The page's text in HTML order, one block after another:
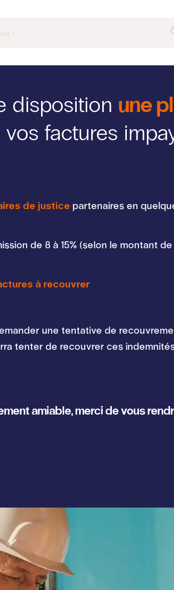
disposition une
factures
de justice partenaires en
de 8 à 15% (selon le montant
à recouvrer
une tentative de
tenter de recouvrer ces
amiable, merci de vous